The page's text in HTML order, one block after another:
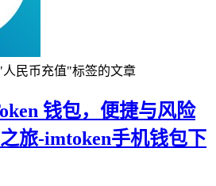
人民币充值"标签的文章
钱包，便捷与风险
旅-imtoken手机钱包下